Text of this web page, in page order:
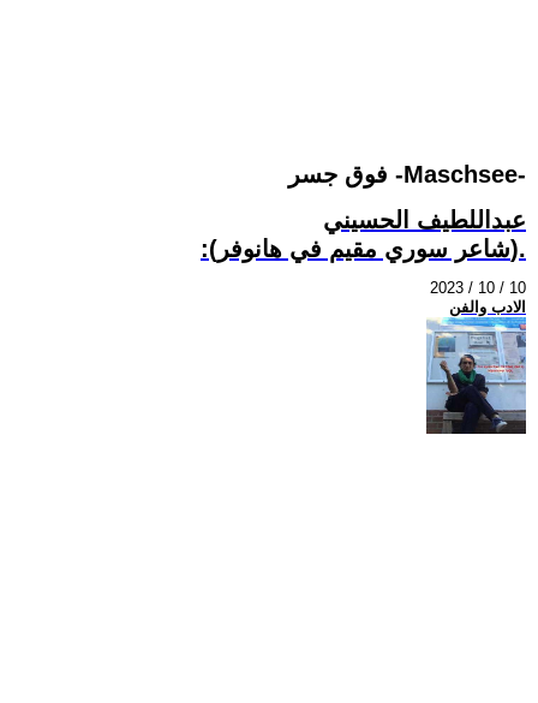
فوق جسر -Maschsee-
عبداللطيف الحسيني
:(شاعر سوري مقيم في هانوفر).
2023 / 10 / 10
الادب والفن